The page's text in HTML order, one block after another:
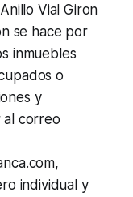
Vial Giron
se hace por
inmuebles
o
y
al correo
individual y